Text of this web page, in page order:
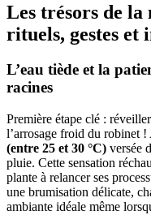
Les trésors de la
rituels, gestes et
L’eau tiède et la
racines
Première étape clé :
l’arrosage froid du robinet
(entre 25 et 30 °C) versée
pluie. Cette sensation
plante à relancer ses
une brumisation délicate,
ambiante idéale même